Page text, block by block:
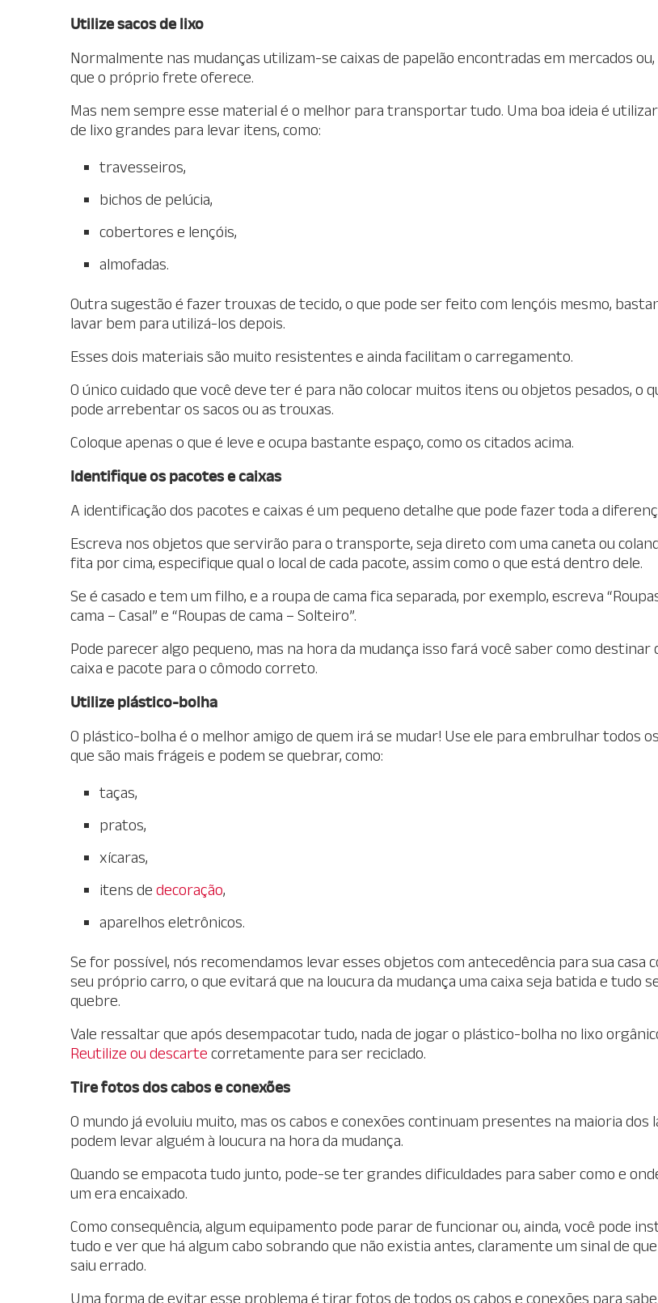
Utilize sacos de lixo
Normalmente nas mudanças utilizam-se caixas de papelão encontradas em mercados ou,
que o próprio frete oferece.
Mas nem sempre esse material é o melhor para transportar tudo. Uma boa ideia é
de lixo grandes para levar itens, como:
travesseiros,
bichos de pelúcia,
cobertores e lençóis,
almofadas.
Outra sugestão é fazer trouxas de tecido, o que pode ser feito com lençóis mesmo,
lavar bem para utilizá-los depois.
Esses dois materiais são muito resistentes e ainda facilitam o carregamento.
O único cuidado que você deve ter é para não colocar muitos itens ou objetos pesados, o
pode arrebentar os sacos ou as trouxas.
Coloque apenas o que é leve e ocupa bastante espaço, como os citados acima.
Identifique os pacotes e caixas
A identificação dos pacotes e caixas é um pequeno detalhe que pode fazer toda a
Escreva nos objetos que servirão para o transporte, seja direto com uma caneta ou
fita por cima, especifique qual o local de cada pacote, assim como o que está dentro dele.
Se é casado e tem um filho, e a roupa de cama fica separada, por exemplo, escreva
cama – Casal” e “Roupas de cama – Solteiro”.
Pode parecer algo pequeno, mas na hora da mudança isso fará você saber como destinar
caixa e pacote para o cômodo correto.
Utilize plástico-bolha
O plástico-bolha é o melhor amigo de quem irá se mudar! Use ele para embrulhar todos
que são mais frágeis e podem se quebrar, como:
taças,
pratos,
xícaras,
itens de decoração,
aparelhos eletrônicos.
Se for possível, nós recomendamos levar esses objetos com antecedência para sua casa
seu próprio carro, o que evitará que na loucura da mudança uma caixa seja batida e tudo
quebre.
Vale ressaltar que após desempacotar tudo, nada de jogar o plástico-bolha no lixo
Reutilize ou descarte corretamente para ser reciclado.
Tire fotos dos cabos e conexões
O mundo já evoluiu muito, mas os cabos e conexões continuam presentes na maioria dos
podem levar alguém à loucura na hora da mudança.
Quando se empacota tudo junto, pode-se ter grandes dificuldades para saber como e
um era encaixado.
Como consequência, algum equipamento pode parar de funcionar ou, ainda, você pode
tudo e ver que há algum cabo sobrando que não existia antes, claramente um sinal de
saiu errado.
Uma forma de evitar esse problema é tirar fotos de todos os cabos e conexões para